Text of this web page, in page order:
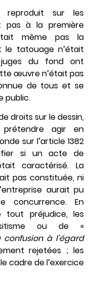
reproduit sur les
pas à la première
même pas la
le tatouage n’était
du fond ont
œuvre n’était pas
de tous et se
public.
droits sur le dessin,
agir en
sur l’article 1382
si un acte de
caractérisé. La
pas constituée, ni
aurait pu
En
tout préjudice, les
ou de «
à l’égard
rejetées ; les
cadre de l’exercice